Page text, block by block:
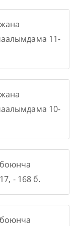
11-
10-
- 168 б.